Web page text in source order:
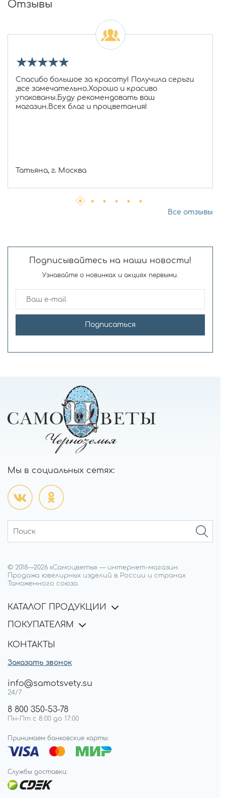
Отзывы
★★★★★
Спасибо большое за красоту! Получила серьги
,все замечательно.Хорошо и красиво
упакованы.Буду рекомендовать ваш
магазин.Всех благ и процветания!
Татьяна, г. Москва
Все отзывы
Подписывайтесь на наши новости!
Узнавайте о новинках и акциях первыми.
Подписаться
Мы в социальных сетях:
© 2018—2026 «Самоцветы» — интернет-магазин.
Продажа ювелирных изделий в России и странах
Таможенного союза
КАТАЛОГ ПРОДУКЦИИ
ПОКУПАТЕЛЯМ
КОНТАКТЫ
Заказать звонок
info@samotsvety.su
24/7
8 800 350-53-78
Пн-Пт с 8:00 до 17:00
Принимаем банковские карты:
Службы доставки: